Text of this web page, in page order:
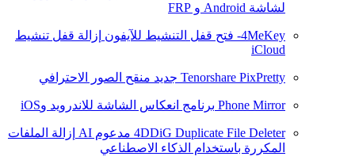
لشاشة Android و FRP
4MeKey- فتح قفل التنشيط للآيفون
إزالة قفل تنشيط
iCloud
Tenorshare PixPretty جديد منقح الصور الاحترافي
Phone Mirror برنامج انعكاس الشاشة للاندرويد وiOS
4DDiG Duplicate File Deleter مدعوم AI
إزالة الملفات
المكررة باستخدام الذكاء الاصطناعي